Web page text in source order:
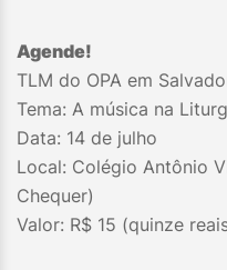
Agende!
TLM do OPA em
Tema: A música na
Data: 14 de julho
Local: Colégio Antônio
Chequer)
Valor: R$ 15 (quinze